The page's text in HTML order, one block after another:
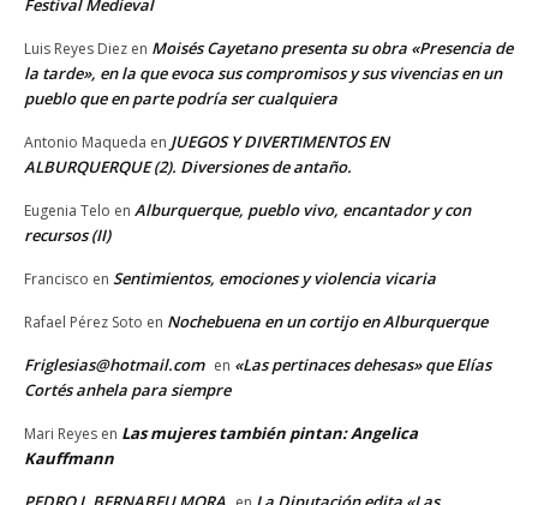
Festival Medieval
Luis Reyes Diez en Moisés Cayetano presenta su obra «Presencia de
la tarde», en la que evoca sus compromisos y sus vivencias en un
pueblo que en parte podría ser cualquiera
Antonio Maqueda en JUEGOS Y DIVERTIMENTOS EN
ALBURQUERQUE (2). Diversiones de antaño.
Eugenia Telo en Alburquerque, pueblo vivo, encantador y con
recursos (II)
Francisco en Sentimientos, emociones y violencia vicaria
Rafael Pérez Soto en Nochebuena en un cortijo en Alburquerque
Friglesias@hotmail.com en «Las pertinaces dehesas» que Elías
Cortés anhela para siempre
Mari Reyes en Las mujeres también pintan: Angelica
Kauffmann